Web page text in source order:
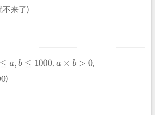
不来了)
,
,
)